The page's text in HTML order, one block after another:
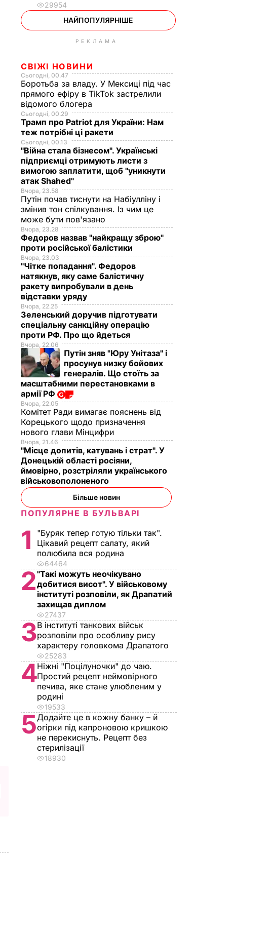
29954
НАЙПОПУЛЯРНІШЕ
РЕКЛАМА
СВІЖІ НОВИНИ
Сьогодні, 00.47
Боротьба за владу. У Мексиці під час
прямого ефіру в TikTok застрелили
відомого блогера
Сьогодні, 00.29
Трамп про Patriot для України: Нам
теж потрібні ці ракети
Сьогодні, 00.13
"Війна стала бізнесом". Українські
підприємці отримують листи з
вимогою заплатити, щоб "уникнути
атак Shahed"
Вчора, 23.58
Путін почав тиснути на Набіулліну і
змінив тон спілкування. Із чим це
може бути пов'язано
Вчора, 23.28
Федоров назвав "найкращу зброю"
проти російської балістики
Вчора, 23.03
"Чітке попадання". Федоров
натякнув, яку саме балістичну
ракету випробували в день
відставки уряду
Вчора, 22.25
Зеленський доручив підготувати
спеціальну санкційну операцію
проти РФ. Про що йдеться
Вчора, 22.06
Путін зняв "Юру Унітаза" і
просунув низку бойових
генералів. Що стоїть за
масштабними перестановками в
армії РФ
Вчора, 22.05
Комітет Ради вимагає пояснень від
Корецького щодо призначення
нового глави Мінцифри
Вчора, 21.46
"Місце допитів, катувань і страт". У
Донецькій області росіяни,
ймовірно, розстріляли українського
військовополоненого
Більше новин
ПОПУЛЯРНЕ В БУЛЬВАРІ
1
"Буряк тепер готую тільки так".
Цікавий рецепт салату, який
полюбила вся родина
64464
2"Такі можуть неочікувано
добитися висот". У військовому
інституті розповіли, як Драпатий
захищав диплом
27437
3В інституті танкових військ
розповіли про особливу рису
характеру головкома Драпатого
25283
4Ніжні "Поцілуночки" до чаю.
Простий рецепт неймовірного
печива, яке стане улюбленим у
родині
19533
5Додайте це в кожну банку – й
огірки під капроновою кришкою
не перекиснуть. Рецепт без
стерилізації
18930